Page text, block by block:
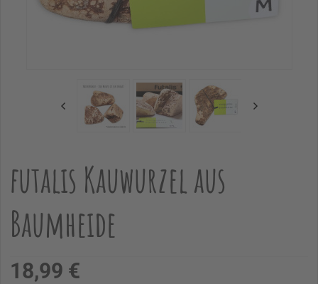
futalis Kauwurzel aus
Baumheide
18,99 €